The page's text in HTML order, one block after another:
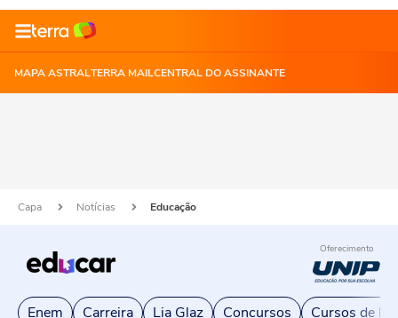
MAPA ASTRALTERRA MAILCENTRAL DO ASSINANTE
Capa Notícias Educação
Oferecimento
Enem Carreira Lia Glaz Concursos Cursos de